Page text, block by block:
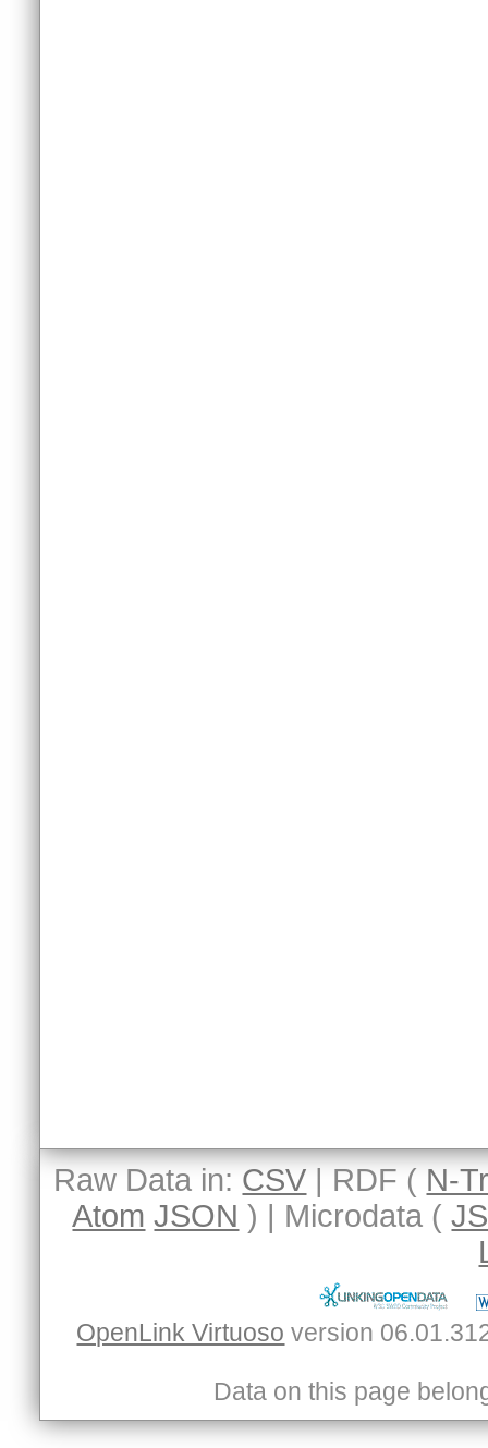
Raw Data in: CSV | RDF ( N-
Atom JSON ) | Microdata (
OpenLink Virtuoso
Data on this page